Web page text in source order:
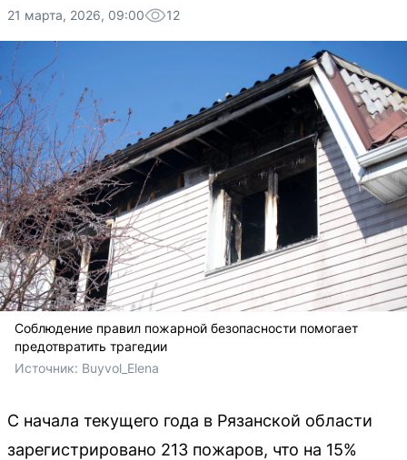
21 марта, 2026, 09:00 12
Соблюдение правил пожарной безопасности помогает
предотвратить трагедии
Источник: Buyvol_Elena
С начала текущего года в Рязанской области
зарегистрировано 213 пожаров, что на 15%